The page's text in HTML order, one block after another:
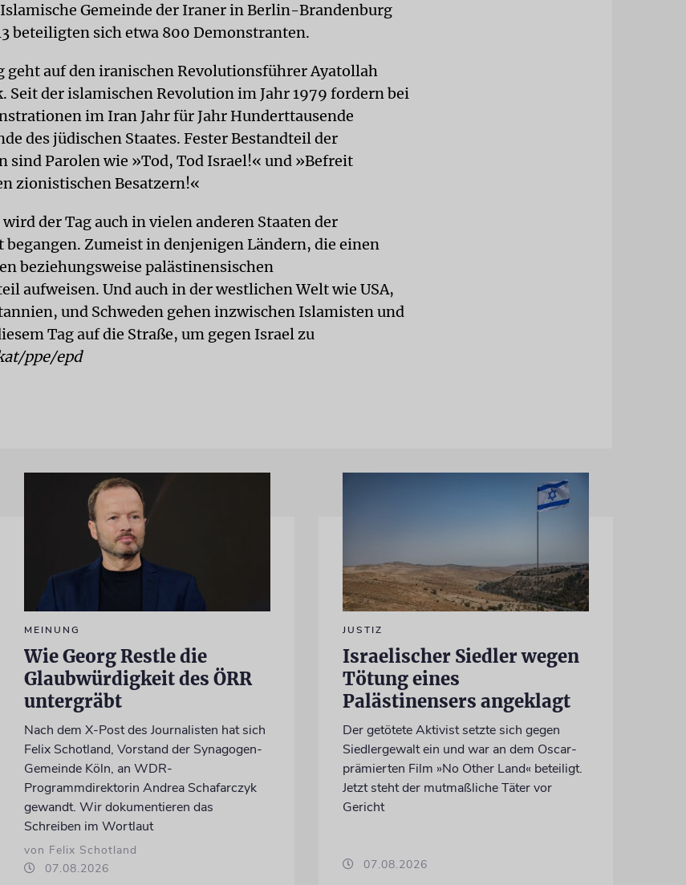
Gemeinde der Iraner in Berlin-Brandenburg
beteiligten sich etwa 800 Demonstranten.
geht auf den iranischen Revolutionsführer Ayatollah
Seit der islamischen Revolution im Jahr 1979 fordern bei
im Iran Jahr für Jahr Hunderttausende
des jüdischen Staates. Fester Bestandteil der
sind Parolen wie »Tod, Tod Israel!« und »Befreit
zionistischen Besatzern!«
der Tag auch in vielen anderen Staaten der
begangen. Zumeist in denjenigen Ländern, die einen
beziehungsweise palästinensischen
aufweisen. Und auch in der westlichen Welt wie USA,
und Schweden gehen inzwischen Islamisten und
Tag auf die Straße, um gegen Israel zu
ppe/epd
MEINUNG
Wie Georg Restle die
Glaubwürdigkeit des ÖRR
untergräbt
Nach dem X-Post des Journalisten hat sich
Felix Schotland, Vorstand der Synagogen-
Gemeinde Köln, an WDR-
Programmdirektorin Andrea Schafarczyk
gewandt. Wir dokumentieren das
Schreiben im Wortlaut
von Felix Schotland
07.08.2026
JUSTIZ
Israelischer Siedler wegen
Tötung eines
Palästinensers angeklagt
Der getötete Aktivist setzte sich gegen
Siedlergewalt ein und war an dem Oscar-
prämierten Film »No Other Land« beteiligt.
Jetzt steht der mutmaßliche Täter vor
Gericht
07.08.2026